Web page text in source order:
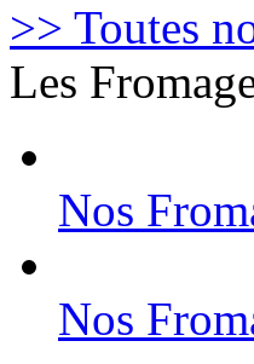
>> Toutes
Les
Nos
Nos